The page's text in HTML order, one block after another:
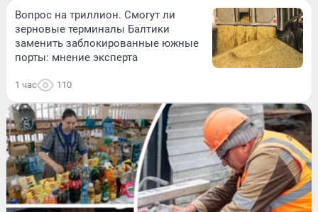
Вопрос на триллион. Смогут ли
зерновые терминалы Балтики
заменить заблокированные южные
порты: мнение эксперта
1 час 110